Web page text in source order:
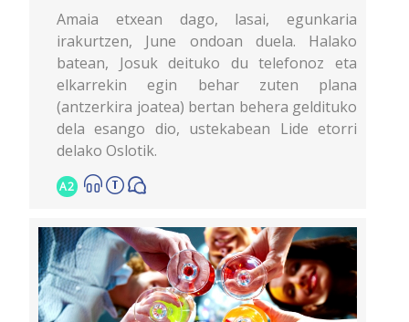
Amaia etxean dago, lasai, egunkaria
irakurtzen, June ondoan duela. Halako
batean, Josuk deituko du telefonoz eta
elkarrekin egin behar zuten plana
(antzerkira joatea) bertan behera geldituko
dela esango dio, ustekabean Lide etorri
delako Oslotik.
A2